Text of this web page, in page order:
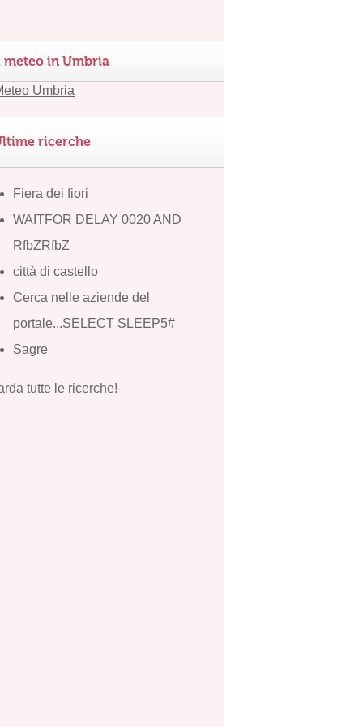
meteo in Umbria
ricerche
Fiera dei fiori
WAITFOR DELAY 0020 AND
RfbZRfbZ
città di castello
Cerca nelle aziende del
portale...SELECT SLEEP5#
Sagre
tutte le ricerche!